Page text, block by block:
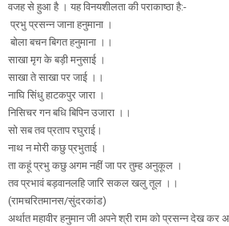
वजह से हुआ है । यह विनयशीलता की पराकाष्ठा है:-
प्रभु प्रसन्न जाना हनुमाना ।
बोला बचन बिगत हनुमाना ।।
साखा मृग के बड़ी मनुसाई ।
साखा ते साखा पर जाई ।।
नाघि सिंधु हाटकपुर जारा ।
निसिचर गन बधि बिपिन उजारा ।।
सो सब तव प्रताप रघुराई।
नाथ न मोरी कछु प्रभुताई ।
ता कहूं प्रभु कछु अगम नहीं जा पर तुम्ह अनुकूल ।
तव प्रभावं बड़वानलहि जारि सकल खलु तूल ।।
(रामचरितमानस/सुंदरकांड)
अर्थात महावीर हनुमान जी अपने श्री राम को प्रसन्न देख कर